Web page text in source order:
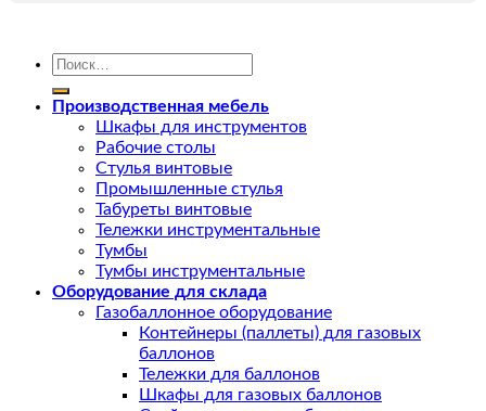
Искать:
Производственная мебель
Шкафы для инструментов
Рабочие столы
Стулья винтовые
Промышленные стулья
Табуреты винтовые
Тележки инструментальные
Тумбы
Тумбы инструментальные
Оборудование для склада
Газобаллонное оборудование
Контейнеры (паллеты) для газовых
баллонов
Тележки для баллонов
Шкафы для газовых баллонов